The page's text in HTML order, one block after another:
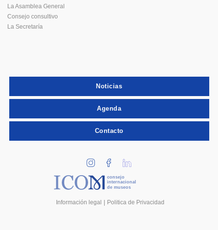
La Asamblea General
Consejo consultivo
La Secretaría
Noticias
Agenda
Contacto
consejo
internacional
de museos
Información legal Politica de Privacidad